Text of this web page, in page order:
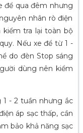
để qua đêm nhưng
nhân rò điện
kiểm tra lại toàn bộ
Nếu xe để từ 1 -
do đèn Stop sáng
dùng nên kiểm
- 2 tuần nhưng ắc
áp sạc thấp, cần
bảo khả năng sạc